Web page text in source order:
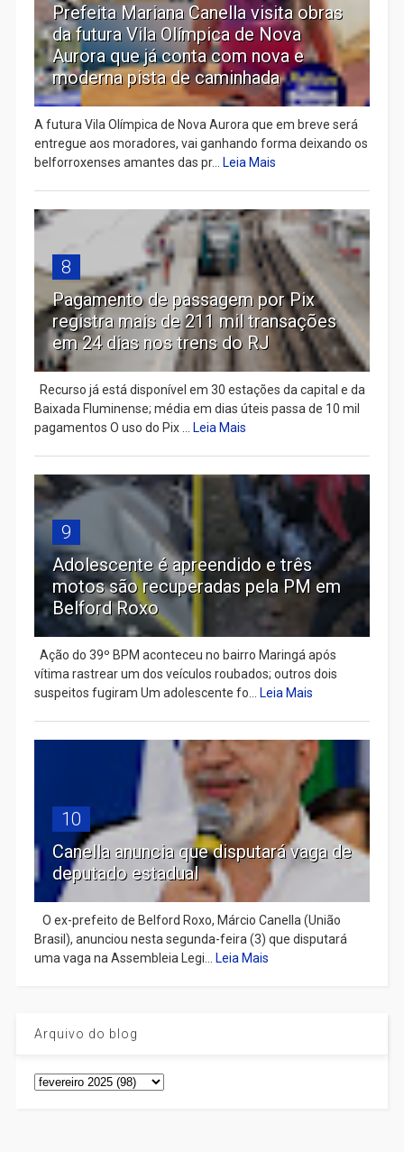
Prefeita Mariana Canella visita obras
da futura Vila Olímpica de Nova
Aurora que já conta com nova e
moderna pista de caminhada
A futura Vila Olímpica de Nova Aurora que em breve será
entregue aos moradores, vai ganhando forma deixando os
belforroxenses amantes das pr...
Leia Mais
8
Pagamento de passagem por Pix
registra mais de 211 mil transações
em 24 dias nos trens do RJ
Recurso já está disponível em 30 estações da capital e da
Baixada Fluminense; média em dias úteis passa de 10 mil
pagamentos O uso do Pix ...
Leia Mais
9
Adolescente é apreendido e três
motos são recuperadas pela PM em
Belford Roxo
Ação do 39º BPM aconteceu no bairro Maringá após
vítima rastrear um dos veículos roubados; outros dois
suspeitos fugiram Um adolescente fo...
Leia Mais
10
Canella anuncia que disputará vaga de
deputado estadual
​ O ex-prefeito de Belford Roxo, Márcio Canella (União
Brasil), anunciou nesta segunda-feira (3) que disputará
uma vaga na Assembleia Legi...
Leia Mais
Arquivo do blog